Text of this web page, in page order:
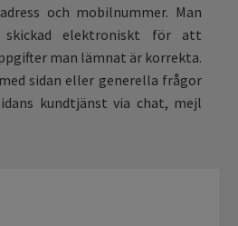
och mobilnummer. Man
elektroniskt för att
man lämnat är korrekta.
sidan eller generella frågor
kundtjänst via chat, mejl